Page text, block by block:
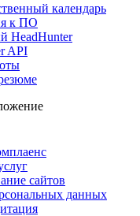
календарь
к ПО
HeadHunter
API
сайтов
данных